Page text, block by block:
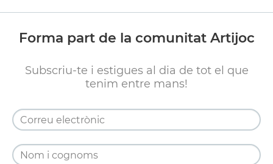
Forma part de la comunitat Artijoc
Subscriu-te i estigues al dia de tot el que
tenim entre mans!